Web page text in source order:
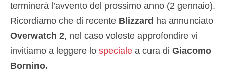
terminerà l’avvento del prossimo anno (2 gennaio).
Ricordiamo che di recente Blizzard ha annunciato
Overwatch 2, nel caso voleste approfondire vi
invitiamo a leggere lo speciale a cura di Giacomo
Bornino.